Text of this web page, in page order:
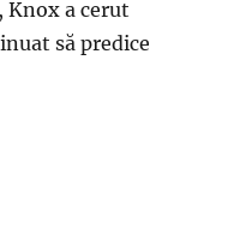
a cerut
să predice